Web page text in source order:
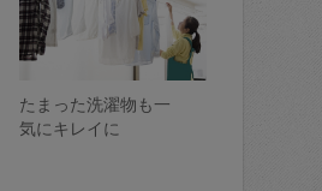
たまった洗濯物も一
気にキレイに